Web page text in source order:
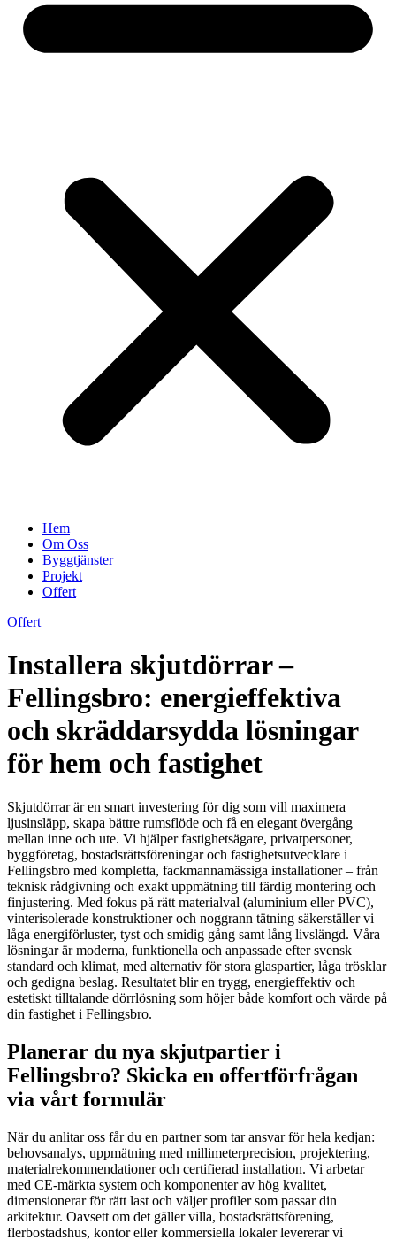
Hem
Om Oss
Byggtjänster
Projekt
Offert
Offert
Installera skjutdörrar –
Fellingsbro: energieffektiva
och skräddarsydda lösningar
för hem och fastighet
Skjutdörrar är en smart investering för dig som vill maximera
ljusinsläpp, skapa bättre rumsflöde och få en elegant övergång
mellan inne och ute. Vi hjälper fastighetsägare, privatpersoner,
byggföretag, bostadsrättsföreningar och fastighetsutvecklare i
Fellingsbro med kompletta, fackmannamässiga installationer – från
teknisk rådgivning och exakt uppmätning till färdig montering och
finjustering. Med fokus på rätt materialval (aluminium eller PVC),
vinterisolerade konstruktioner och noggrann tätning säkerställer vi
låga energiförluster, tyst och smidig gång samt lång livslängd. Våra
lösningar är moderna, funktionella och anpassade efter svensk
standard och klimat, med alternativ för stora glaspartier, låga trösklar
och gedigna beslag. Resultatet blir en trygg, energieffektiv och
estetiskt tilltalande dörrlösning som höjer både komfort och värde på
din fastighet i Fellingsbro.
Planerar du nya skjutpartier i
Fellingsbro? Skicka en offertförfrågan
via vårt formulär
När du anlitar oss får du en partner som tar ansvar för hela kedjan:
behovsanalys, uppmätning med millimeterprecision, projektering,
materialrekommendationer och certifierad installation. Vi arbetar
med CE-märkta system och komponenter av hög kvalitet,
dimensionerar för rätt last och väljer profiler som passar din
arkitektur. Oavsett om det gäller villa, bostadsrättsförening,
flerbostadshus, kontor eller kommersiella lokaler levererar vi